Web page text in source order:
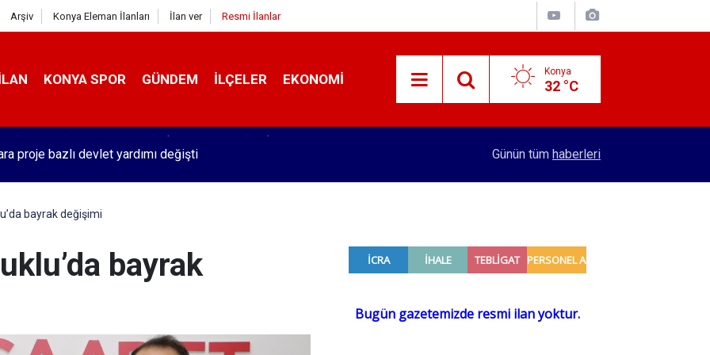
Arşiv Konya Eleman İlanları İlan ver Resmi İlanlar
KONYA SPOR GÜNDEM İLÇELER EKONOMI Konya
32 °C
proje bazlı devlet yardımı değişti Hazinenin faiz gideri belli oldu! Geçen yıla
Günün tüm haberleri
bayrak değişimi
bayrak